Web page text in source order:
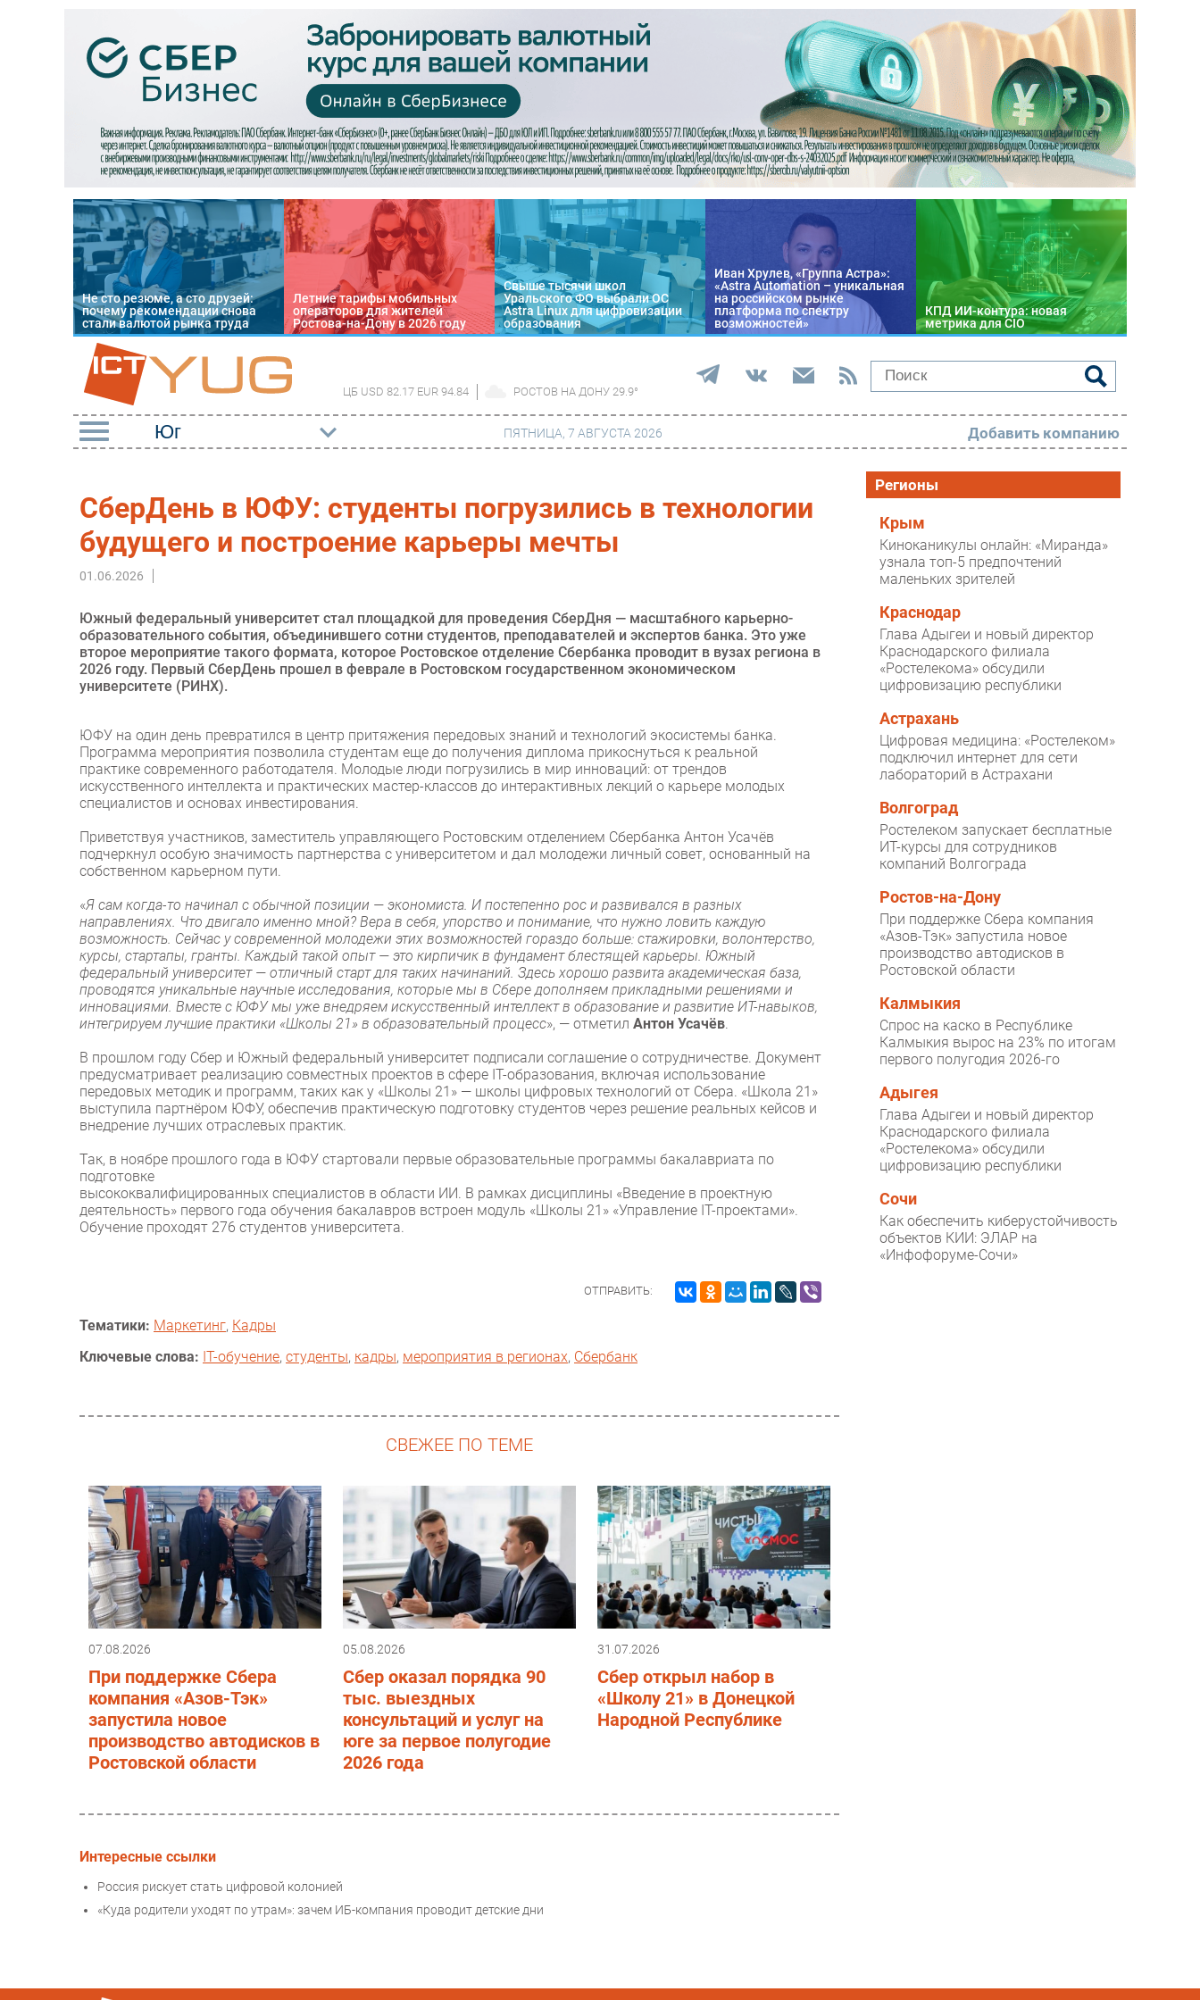
Не сто резюме, а сто друзей:
почему рекомендации снова
стали валютой рынка труда
Летние тарифы мобильных
операторов для жителей
Ростова-на-Дону в 2026 году
Свыше тысячи школ
Уральского ФО выбрали ОС
Astra Linux для цифровизации
образования
Иван Хрулев, «Группа Астра»:
«Astra Automation – уникальная
на российском рынке
платформа по спектру
возможностей»
КПД ИИ-контура: новая
метрика для CIO
ЦБ USD 82.17 EUR 94.84 РОСТОВ НА ДОНУ 29.9°
Импорто­замещение
Автоматизация
Промышленности
Мобильная связь
Фиксированная связь
Интеграция
Маркетинг
Торговые сети
ПО
Outsourcing
Кадры
Финансы
Web
Инновации
CIO/Управление ИТ
Гаджеты
РАЗДЕЛЫ
Новости
Аналитика
Интервью
Мероприятия
Проекты
IT класс
Каталог компаний
ПЯТНИЦА, 7 АВГУСТА 2026 Добавить компанию
СберДень в ЮФУ: студенты погрузились в технологии
будущего и построение карьеры мечты
01.06.2026
Южный федеральный университет стал площадкой для проведения СберДня — масштабного карьерно-
образовательного события, объединившего сотни студентов, преподавателей и экспертов банка. Это уже
второе мероприятие такого формата, которое Ростовское отделение Сбербанка проводит в вузах региона в
2026 году. Первый СберДень прошел в феврале в Ростовском государственном экономическом
университете (РИНХ).
ЮФУ на один день превратился в центр притяжения передовых знаний и технологий экосистемы банка.
Программа мероприятия позволила студентам еще до получения диплома прикоснуться к реальной
практике современного работодателя. Молодые люди погрузились в мир инноваций: от трендов
искусственного интеллекта и практических мастер-классов до интерактивных лекций о карьере молодых
специалистов и основах инвестирования.
Приветствуя участников, заместитель управляющего Ростовским отделением Сбербанка Антон Усачёв
подчеркнул особую значимость партнерства с университетом и дал молодежи личный совет, основанный на
собственном карьерном пути.
«Я сам когда-то начинал с обычной позиции — экономиста. И постепенно рос и развивался в разных
направлениях. Что двигало именно мной? Вера в себя, упорство и понимание, что нужно ловить каждую
возможность. Сейчас у современной молодежи этих возможностей гораздо больше: стажировки, волонтерство,
курсы, стартапы, гранты. Каждый такой опыт — это кирпичик в фундамент блестящей карьеры. Южный
федеральный университет — отличный старт для таких начинаний. Здесь хорошо развита академическая база,
проводятся уникальные научные исследования, которые мы в Сбере дополняем прикладными решениями и
инновациями. Вместе с ЮФУ мы уже внедряем искусственный интеллект в образование и развитие ИТ-навыков,
интегрируем лучшие практики «Школы 21» в образовательный процесс», — отметил Антон Усачёв.
В прошлом году Сбер и Южный федеральный университет подписали соглашение о сотрудничестве. Документ
предусматривает реализацию совместных проектов в сфере IT-образования, включая использование
передовых методик и программ, таких как у «Школы 21» — школы цифровых технологий от Сбера. «Школа 21»
выступила партнёром ЮФУ, обеспечив практическую подготовку студентов через решение реальных кейсов и
внедрение лучших отраслевых практик.
Так, в ноябре прошлого года в ЮФУ стартовали первые образовательные программы бакалавриата по
подготовке
высококвалифицированных специалистов в области ИИ. В рамках дисциплины «Введение в проектную
деятельность» первого года обучения бакалавров встроен модуль «Школы 21» «Управление IT-проектами».
Обучение проходят 276 студентов университета.
ОТПРАВИТЬ:
Тематики: Маркетинг, Кадры
Ключевые слова: IT-обучение, студенты, кадры, мероприятия в регионах, Сбербанк
СВЕЖЕЕ ПО ТЕМЕ
07.08.2026
При поддержке Сбера
компания «Азов-Тэк»
запустила новое
производство автодисков в
Ростовской области
05.08.2026
Сбер оказал порядка 90
тыс. выездных
консультаций и услуг на
юге за первое полугодие
2026 года
31.07.2026
Сбер открыл набор в
«Школу 21» в Донецкой
Народной Республике
Интересные ссылки
Россия рискует стать цифровой колонией
«Куда родители уходят по утрам»: зачем ИБ-компания проводит детские дни
Регионы
Крым
Киноканикулы онлайн: «Миранда»
узнала топ-5 предпочтений
маленьких зрителей
Краснодар
Глава Адыгеи и новый директор
Краснодарского филиала
«Ростелекома» обсудили
цифровизацию республики
Астрахань
Цифровая медицина: «Ростелеком»
подключил интернет для сети
лабораторий в Астрахани
Волгоград
Ростелеком запускает бесплатные
ИТ-курсы для сотрудников
компаний Волгограда
Ростов-на-Дону
При поддержке Сбера компания
«Азов-Тэк» запустила новое
производство автодисков в
Ростовской области
Калмыкия
Спрос на каско в Республике
Калмыкия вырос на 23% по итогам
первого полугодия 2026-го
Адыгея
Глава Адыгеи и новый директор
Краснодарского филиала
«Ростелекома» обсудили
цифровизацию республики
Сочи
Как обеспечить киберустойчивость
объектов КИИ: ЭЛАР на
«Инфофоруме-Сочи»